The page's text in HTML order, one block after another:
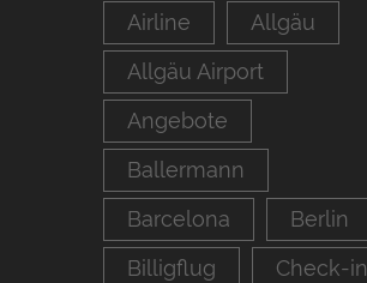
Airline
Allgäu
Allgäu Airport
Angebote
Ballermann
Barcelona
Berlin
Billigflug
Check-in